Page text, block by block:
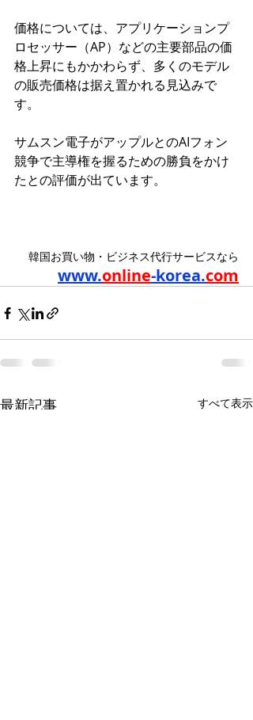
価格については、アプリケーションプ
ロセッサー（AP）などの主要部品の価
格上昇にもかかわらず、多くのモデル
の販売価格は据え置かれる見込みで
す。
サムスン電子がアップルとのAIフォン
競争で主導権を握るための勝負をかけ
たとの評価が出ています。
韓国お買い物・ビジネス代行サービスなら
www.online-korea.com
最新記事 すべて表示